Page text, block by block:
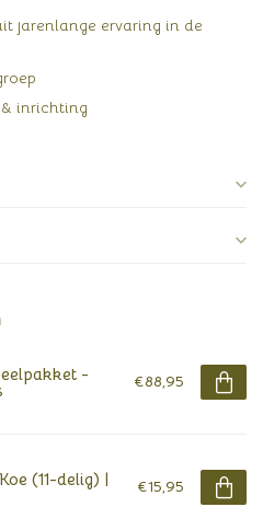
jarenlange ervaring in de
inrichting
- €88,95
(11-delig) | €15,95